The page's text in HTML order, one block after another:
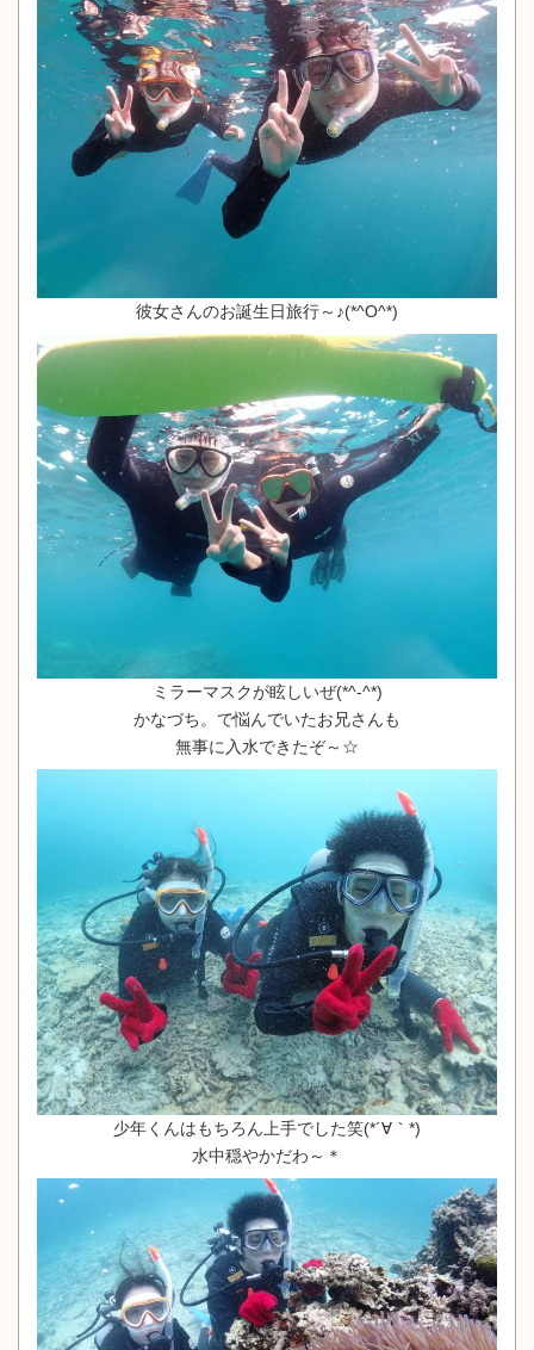
彼女さんのお誕生日旅行～♪(*^O^*)
ミラーマスクが眩しいぜ(*^-^*)
かなづち。で悩んでいたお兄さんも
無事に入水できたぞ～☆
少年くんはもちろん上手でした笑(*´∀｀*)
水中穏やかだわ～＊